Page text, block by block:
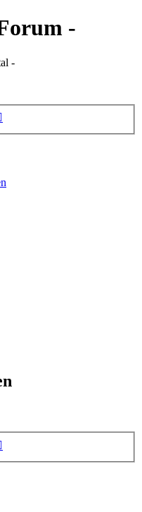
-
-